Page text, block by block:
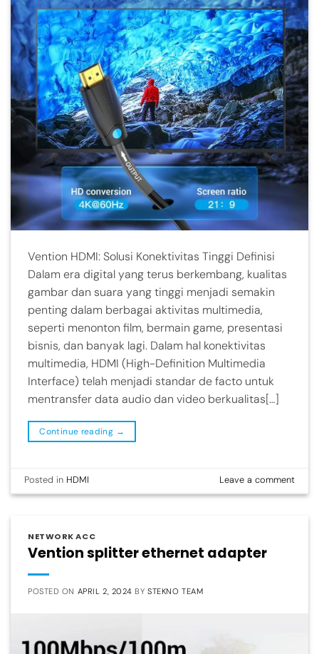
Vention HDMI: Solusi Konektivitas Tinggi Definisi
Dalam era digital yang terus berkembang, kualitas
gambar dan suara yang tinggi menjadi semakin
penting dalam berbagai aktivitas multimedia,
seperti menonton film, bermain game, presentasi
bisnis, dan banyak lagi. Dalam hal konektivitas
multimedia, HDMI (High-Definition Multimedia
Interface) telah menjadi standar de facto untuk
mentransfer data audio dan video berkualitas[…]
Continue reading →
Posted in HDMI Leave a comment
NETWORK ACC
Vention splitter ethernet adapter
POSTED ON APRIL 2, 2024 BYSTEKNO TEAM